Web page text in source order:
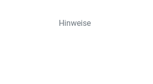
Hinweise